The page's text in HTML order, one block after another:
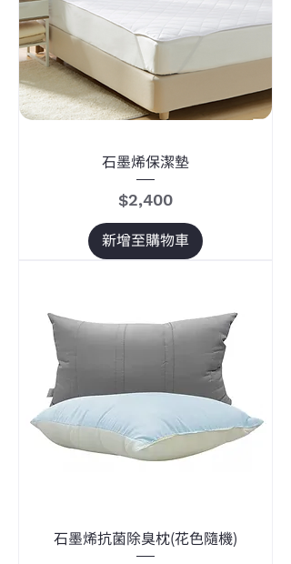
石墨烯保潔墊
價格
$2,400
新增至購物車
石墨烯抗菌除臭枕(花色隨機)